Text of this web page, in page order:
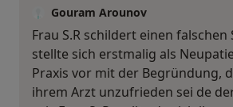
Gouram Arounov
Frau S.R schildert einen falschen
stellte sich erstmalig als
Praxis vor mit der Begründung,
ihrem Arzt unzufrieden sei de